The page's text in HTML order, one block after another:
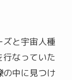
と宇宙人種
なっていた
の中に見つけ